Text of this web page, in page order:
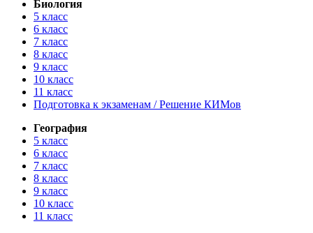
Биология
5 класс
6 класс
7 класс
8 класс
9 класс
10 класс
11 класс
Подготовка к экзаменам / Решение КИМов
География
5 класс
6 класс
7 класс
8 класс
9 класс
10 класс
11 класс